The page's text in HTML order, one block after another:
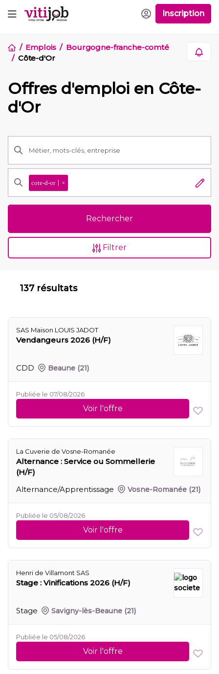
Inscription
Emplois
Bourgogne-franche-comté
Côte-d'Or
Offres d'emploi en Côte-
d'Or
cote-d-or ×
Rechercher
Filtrer
137 résultats
SAS Maison LOUIS JADOT
Vendangeurs 2026 (H/F)
CDD Beaune (21)
Publiée le 07/08/2026
Voir l'offre
La Cuverie de Vosne-Romanée
Alternance : Service ou Sommellerie
(H/F)
Alternance/Apprentissage
Vosne-Romanée (21)
Publiée le 05/08/2026
Voir l'offre
Henri de Villamont SAS
Stage : Vinifications 2026 (H/F)
Stage Savigny-lès-Beaune (21)
Publiée le 05/08/2026
Voir l'offre